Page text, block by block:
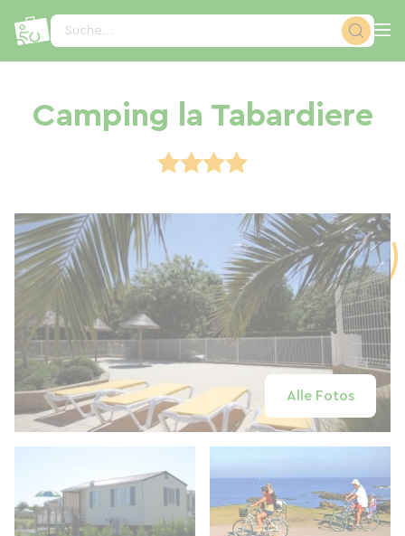
Suche...
Camping la Tabardiere
Alle Fotos
Cookie-Einstellungen